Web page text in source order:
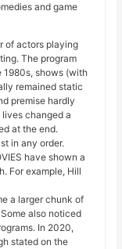
and game
of actors playing
The program
1980s, shows (with
remained static
premise hardly
changed a
at the end.
in any order.
have shown a
For example, Hill
a larger chunk of
also noticed
In 2020,
stated on the